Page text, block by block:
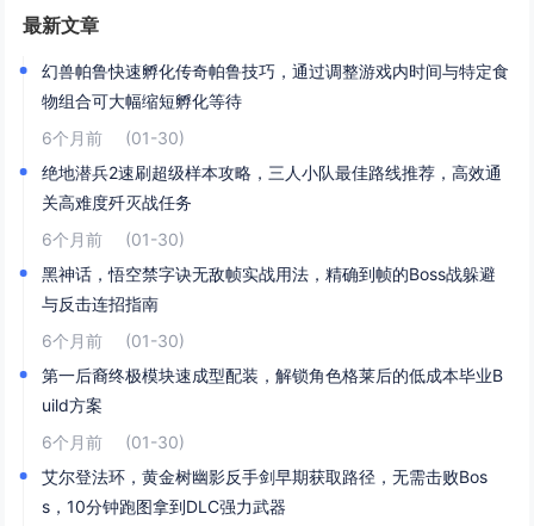
最新文章
幻兽帕鲁快速孵化传奇帕鲁技巧，通过调整游戏内时间与特定食
物组合可大幅缩短孵化等待
6个月前
(01-30)
绝地潜兵2速刷超级样本攻略，三人小队最佳路线推荐，高效通
关高难度歼灭战任务
6个月前
(01-30)
黑神话，悟空禁字诀无敌帧实战用法，精确到帧的Boss战躲避
与反击连招指南
6个月前
(01-30)
第一后裔终极模块速成型配装，解锁角色格莱后的低成本毕业B
uild方案
6个月前
(01-30)
艾尔登法环，黄金树幽影反手剑早期获取路径，无需击败Bos
s，10分钟跑图拿到DLC强力武器